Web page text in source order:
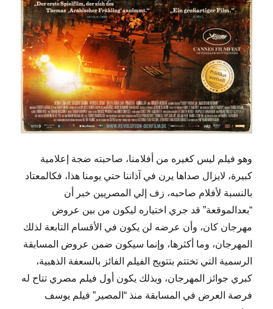
وهو فيلم ليس كغيره من أفلامنا، صاحبته ضجة إعلامية
كبيرة، لايزال صداها يرن في آذاننا حتي يومنا هذا، فكالمعتاد
بالنسبة لأفلام صاحبه، زف إلي المصريين خبر أن
“بعدالموقعة” قد جري اختياره ليكون من بين عروض
مهرجان كان، وأن عرضه لن يكون في الأقسام التابعة لذلك
المهرجان، وما أكثرها، وإنما سيكون ضمن عروض المسابقة
الرسمية التي تختتم بتتويج الفيلم الفائز بالسعفة الذهبية،
كبري جوائز المهرجان، وبذلك يكون أول فيلم مصري تتاح له
فرصة العرض في المسابقة منذ “المصير” فيلم يوسف